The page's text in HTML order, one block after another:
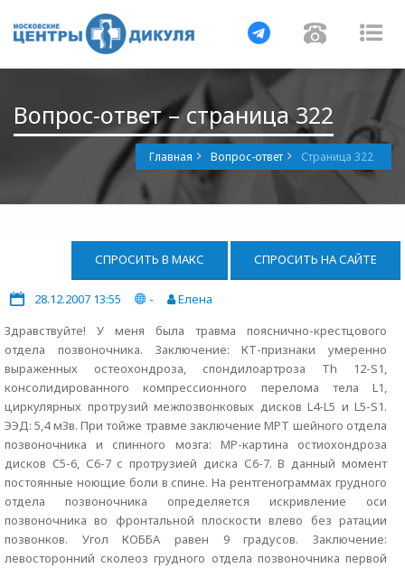
Навигация
Вопрос-ответ – страница 322
Главная Вопрос-ответ Страница 322
СПРОСИТЬ В МАКС СПРОСИТЬ НА САЙТЕ
28.12.2007 13:55 -
Елена
Здравствуйте! У меня была травма пояснично-крестцового
отдела позвоночника. Заключение: КТ-признаки умеренно
выраженных остеохондроза, спондилоартроза Тh 12-S1,
консолидированного компрессионного перелома тела L1,
циркулярных протрузий межпозвонковых дисков L4-L5 и L5-S1.
ЭЭД: 5,4 мЗв. При тойже травме заключение МРТ шейного отдела
позвоночника и спинного мозга: МР-картина остиохондроза
дисков C5-6, С6-7 с протрузией диска С6-7. В данный момент
постоянные ноющие боли в спине. На рентгенограммах грудного
отдела позвоночника определяется искривление оси
позвоночника во фронтальной плоскости влево без ратации
позвонков. Угол КОББА равен 9 градусов. Заключение:
левосторонний сколеоз грудного отдела позвоночника первой